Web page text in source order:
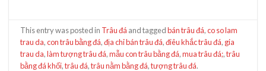
This entry was posted in Trâu đá and taggedbán trâu đá,co so lam
trau da,con trâu bằng đá,địa chỉ bán trâu đá,điêu khắc trâu đá, gia
trau da,làm tượng trâu đá,mẫu con trâu bằng đá,mua trâu đá;,trâu
bằng đá khối,trâu đá,trâu nằm bằng đá,tượng trâu đá.